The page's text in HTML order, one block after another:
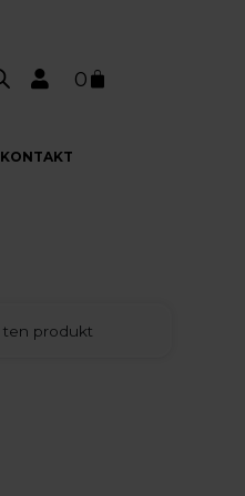
0
KONTAKT
ten produkt